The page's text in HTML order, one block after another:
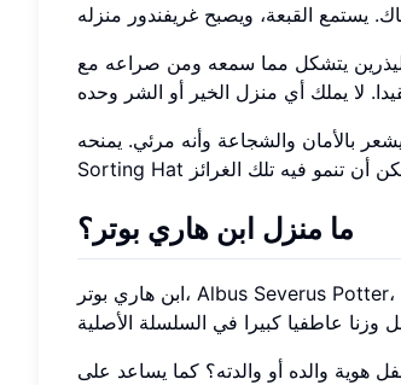
سليذرين يتشكل مما سمعه ومن صراعه مع
بالأمان والشجاعة وأنه مرئي. يمنحه
ما منزل ابن هاري بوتر؟
ابن هاري بوتر، Albus Severus Potter، يتم فرزه إلى سليذرين في استمرارية المسرحية. تفاجئ هذه الإجابة كثيرا من القراء لأن منزل
هوية والده أو والدته؟ كما يساعد على